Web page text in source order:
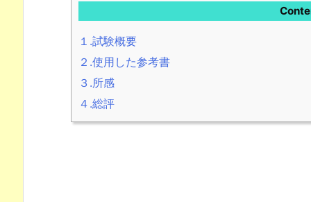
１.試験概要
２.使用した参考書
３.所感
４.総評